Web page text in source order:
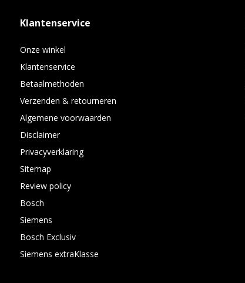
Klantenservice
Onze winkel
Klantenservice
Betaalmethoden
Verzenden & retourneren
Algemene voorwaarden
Disclaimer
Privacyverklaring
Sitemap
Review policy
Bosch
Siemens
Bosch Exclusiv
Siemens extraKlasse